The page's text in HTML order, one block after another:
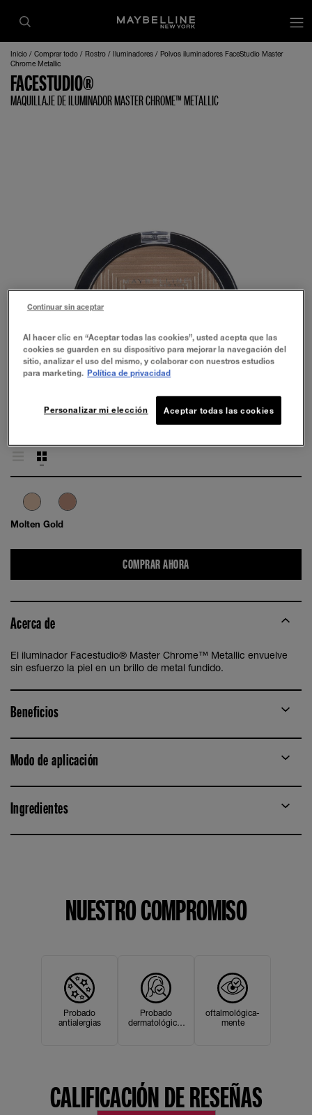
Inicio Comprar todo Rostro Iluminadores
Polvos iluminadores FaceStudio Master
Chrome Metallic
FACESTUDIO®
MAQUILLAJE DE ILUMINADOR MASTER CHROME™ METALLIC
Molten Gold
COMPRAR AHORA
Acerca de
El iluminador Facestudio® Master Chrome™ Metallic envuelve
sin esfuerzo la piel en un brillo de metal fundido.
Beneficios
Modo de aplicación
Ingredientes
NUESTRO COMPROMISO
Probado
antialergias
Probado
dermatológica-
oftalmológica-
mente
CALIFICACIÓN DE RESEÑAS
Al hacer clic en “Aceptar todas las cookies”, usted acepta que las
cookies se guarden en su dispositivo para mejorar la navegación del
sitio, analizar el uso del mismo, y colaborar con nuestros estudios
para marketing. Política de privacidad
Aceptar todas las cookies
Personalizar mi elección
Continuar sin aceptar